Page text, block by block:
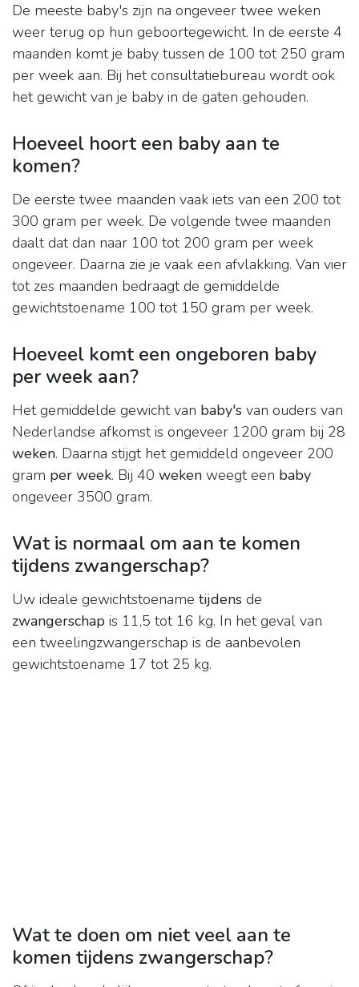
De meeste baby's zijn na ongeveer twee weken
weer terug op hun geboortegewicht. In de eerste 4
maanden komt je baby tussen de 100 tot 250 gram
per week aan. Bij het consultatiebureau wordt ook
het gewicht van je baby in de gaten gehouden.
Hoeveel hoort een baby aan te
komen?
De eerste twee maanden vaak iets van een 200 tot
300 gram per week. De volgende twee maanden
daalt dat dan naar 100 tot 200 gram per week
ongeveer. Daarna zie je vaak een afvlakking. Van vier
tot zes maanden bedraagt de gemiddelde
gewichtstoename 100 tot 150 gram per week.
Hoeveel komt een ongeboren baby
per week aan?
Het gemiddelde gewicht van baby's van ouders van
Nederlandse afkomst is ongeveer 1200 gram bij 28
weken. Daarna stijgt het gemiddeld ongeveer 200
gram per week. Bij 40 weken weegt een baby
ongeveer 3500 gram.
Wat is normaal om aan te komen
tijdens zwangerschap?
Uw ideale gewichtstoename tijdens de
zwangerschap is 11,5 tot 16 kg. In het geval van
een tweelingzwangerschap is de aanbevolen
gewichtstoename 17 tot 25 kg.
Wat te doen om niet veel aan te
komen tijdens zwangerschap?